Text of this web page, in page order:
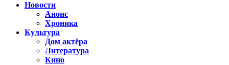
Новости
Анонс
Хроника
Культура
Дом актёра
Литература
Кино